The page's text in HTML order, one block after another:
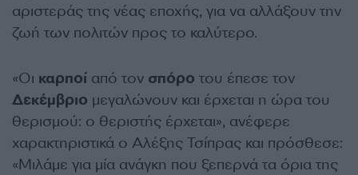
αριστεράς της νέας εποχής, για να αλλάξουν την
ζωή των πολιτών προς το καλύτερο.
«Οι καρποί από τον σπόρο του έπεσε τον
Δεκέμβριο μεγαλώνουν και έρχεται η ώρα του
θερισμού: ο θεριστής έρχεται», ανέφερε
χαρακτηριστικά ο Αλέξης Τσίπρας και πρόσθεσε:
«Μιλάμε για μία ανάγκη που ξεπερνά τα όρια της